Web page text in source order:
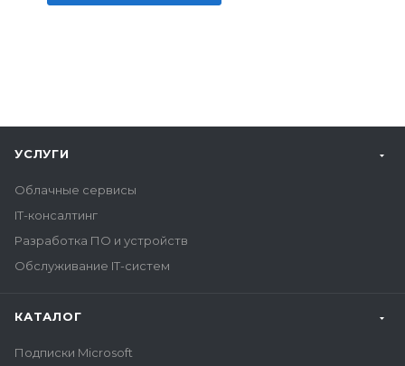
УСЛУГИ
Облачные сервисы
IT-консалтинг
Разработка ПО и устройств
Обслуживание IT-систем
КАТАЛОГ
Подписки Microsoft